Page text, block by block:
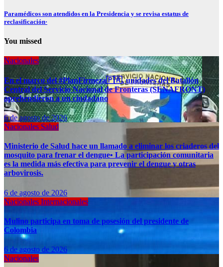
Paramédicos son atendidos en la Presidencia y se revisa estatus de
reclasificación·
You missed
Nacionales
En el marco del #PlanFirmeza🇵🇦, unidades del Batallón
Central del Servicio Nacional de Fronteras (SENAFRONT)
aprehendieron a un ciudadano
6 de agosto de 2026
Nacionales Salud
Ministerio de Salud hace un llamado a eliminar los criaderos del
mosquito para frenar el dengue• La participación comunitaria
es la medida más efectiva para prevenir el dengue y otras
arbovirosis.
6 de agosto de 2026
Nacionales Internacionales
Mulino participa en toma de posesión del presidente de
Colombia
6 de agosto de 2026
Nacionales